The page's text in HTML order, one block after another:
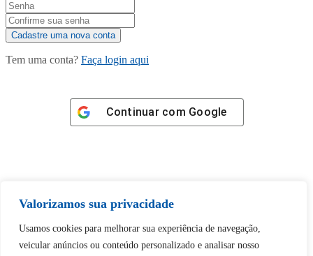
Valorizamos sua privacidade
Usamos cookies para melhorar sua experiência de navegação,
veicular anúncios ou conteúdo personalizado e analisar nosso
Tem uma conta? Faça login aqui
Continuar com Google
Tem certeza de que deseja
desbloquear esta publicação?